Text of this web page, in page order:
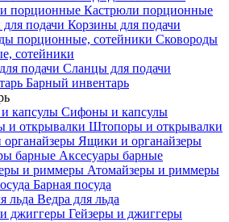
Кастрюли порционные
Корзины для подачи
Сковороды
сотейники
Сланцы для подачи
Барный инвентарь
Сифоны и капсулы
Штопоры и открывалки
Ящики и органайзеры
Аксесуары барные
Атомайзеры и риммеры
Барная посуда
Ведра для льда
Гейзеры и джиггеры